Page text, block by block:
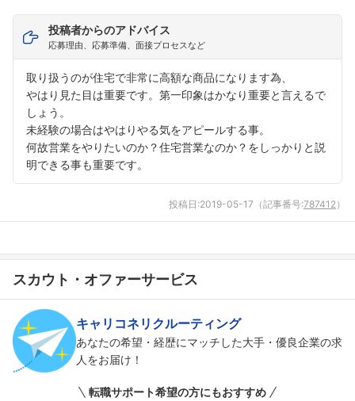
投稿者からのアドバイス
応募理由、応募準備、面接プロセスなど
取り扱うのが住宅で非常に高額な商品になります為、
やはり見た目は重要です。第一印象はかなり重要と言えるで
しょう。
未経験の場合はやはりやる気をアピールする事。
何故営業をやりたいのか？住宅営業なのか？をしっかりと説
明できる事も重要です。
投稿日:2019-05-17 （記事番号:787412）
スカウト・オファーサービス
キャリコネリクルーティング
あなたの希望・経歴にマッチした大手・優良企業の求
人をお届け！
転職サポート希望の方にもおすすめ